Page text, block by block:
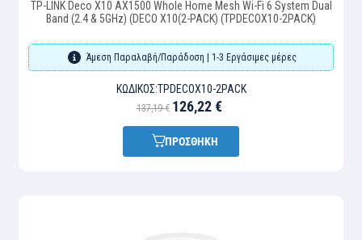
TP-LINK Deco X10 AX1500 Whole Home Mesh Wi-Fi 6 System Dual
Band (2.4 & 5GHz) (DECO X10(2-PACK) (TPDECOX10-2PACK)
Άμεση Παραλαβή/Παράδοση | 1-3 Εργάσιμες μέρες
ΚΩΔΙΚΌΣ:TPDECOX10-2PACK
137,19 € 126,22 €
ΠΡΟΣΘΗΚΗ